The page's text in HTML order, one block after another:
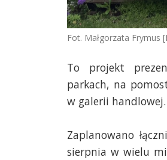
Fot. Małgorzata Frymus
To projekt
parkach, na
w galerii handlowej.
Zaplanowano
sierpnia w wielu